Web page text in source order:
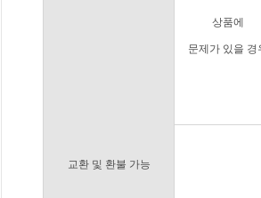
교환 및 환불 가능
상품에
문제가 있을 경